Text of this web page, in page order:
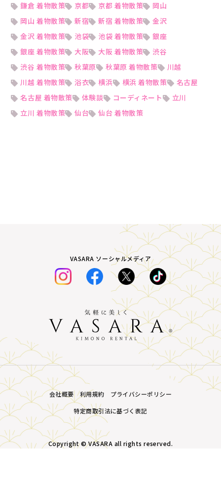
鎌倉 着物散策
京都 京都 着物散策
岡山
岡山 着物散策
新宿 新宿 着物散策
金沢
金沢 着物散策
池袋 池袋 着物散策
銀座
銀座 着物散策
大阪 大阪 着物散策
渋谷
渋谷 着物散策
秋葉原 秋葉原 着物散策
川越
川越 着物散策
浴衣 横浜 横浜 着物散策
名古屋
名古屋 着物散策
体験談 コーディネート
立川
立川 着物散策
仙台 仙台 着物散策
VASARA ソーシャルメディア
会社概要 利用規約
プライバシーポリシー
特定商取引法に基づく表記
Copyright © VASARA all rights reserved.